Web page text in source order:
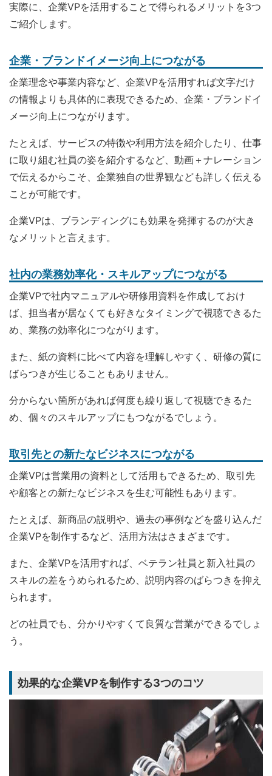
実際に、企業VPを活用することで得られるメリットを3つ
ご紹介します。
企業・ブランドイメージ向上につながる
企業理念や事業内容など、企業VPを活用すれば文字だけ
の情報よりも具体的に表現できるため、企業・ブランドイ
メージ向上につながります。
たとえば、サービスの特徴や利用方法を紹介したり、仕事
に取り組む社員の姿を紹介するなど、動画＋ナレーション
で伝えるからこそ、企業独自の世界観なども詳しく伝える
ことが可能です。
企業VPは、ブランディングにも効果を発揮するのが大き
なメリットと言えます。
社内の業務効率化・スキルアップにつながる
企業VPで社内マニュアルや研修用資料を作成しておけ
ば、担当者が居なくても好きなタイミングで視聴できるた
め、業務の効率化につながります。
また、紙の資料に比べて内容を理解しやすく、研修の質に
ばらつきが生じることもありません。
分からない箇所があれば何度も繰り返して視聴できるた
め、個々のスキルアップにもつながるでしょう。
取引先との新たなビジネスにつながる
企業VPは営業用の資料として活用もできるため、取引先
や顧客との新たなビジネスを生む可能性もあります。
たとえば、新商品の説明や、過去の事例などを盛り込んだ
企業VPを制作するなど、活用方法はさまざまです。
また、企業VPを活用すれば、ベテラン社員と新入社員の
スキルの差をうめられるため、説明内容のばらつきを抑え
られます。
どの社員でも、分かりやすくて良質な営業ができるでしょ
う。
効果的な企業VPを制作する3つのコツ